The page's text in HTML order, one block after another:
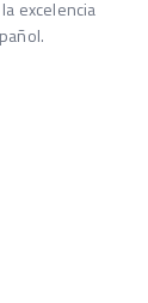
excelencia